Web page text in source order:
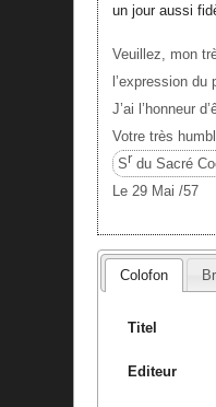
un jour aussi
Veuillez, mon
l’expression du
J’ai l’honneur
Votre très
Sr du Sacré
Le 29 Mai /57
Colofon
Titel
Editeur